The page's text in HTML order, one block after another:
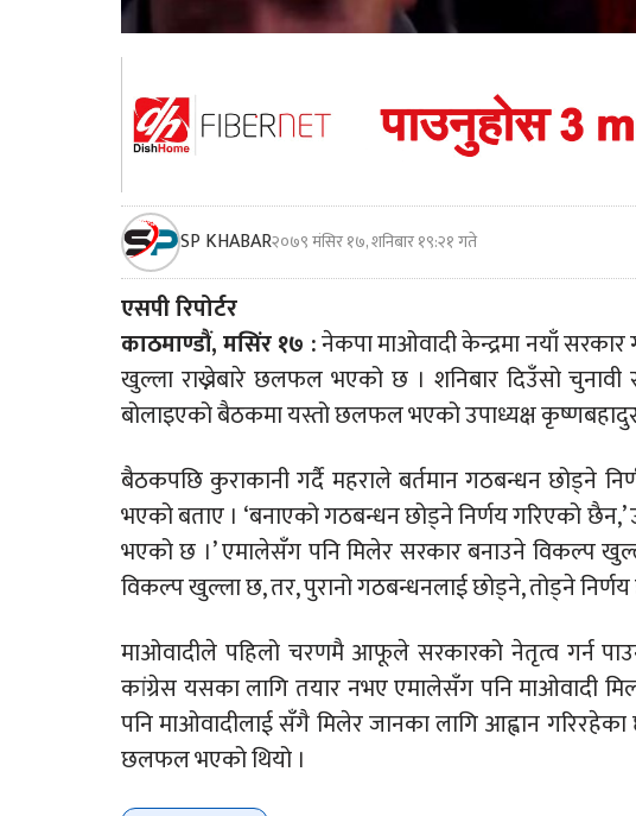
SP KHABAR२०७९ मंसिर १७, शनिबार १९:२१ गते
एसपी रिपोर्टर
काठमाण्डौं, मसिंर १७ :नेकपा माओवादी केन्द्रमा नयाँ
खुल्ला राख्नेबारे छलफल भएको छ । शनिबार दिउँसो
बोलाइएको बैठकमा यस्तो छलफल भएको उपाध्यक्ष कृष्णबहादुर
बैठकपछि कुराकानी गर्दै महराले बर्तमान गठबन्धन छोड्ने
भएको बताए । ‘बनाएको गठबन्धन छोड्ने निर्णय गरिएको
भएको छ ।’ एमालेसँग पनि मिलेर सरकार बनाउने विकल्प
विकल्प खुल्ला छ, तर, पुरानो गठबन्धनलाई छोड्ने, तोड्ने निर्णय
माओवादीले पहिलो चरणमै आफूले सरकारको नेतृत्व गर्न
कांग्रेस यसका लागि तयार नभए एमालेसँग पनि माओवादी
पनि माओवादीलाई सँगै मिलेर जानका लागि आह्वान
छलफल भएको थियो ।